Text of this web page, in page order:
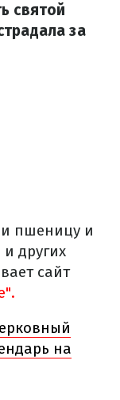
святой
за
пшеницу и
других
сайт
на